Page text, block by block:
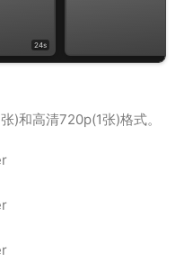
24s
)和高清720p(1张)格式。